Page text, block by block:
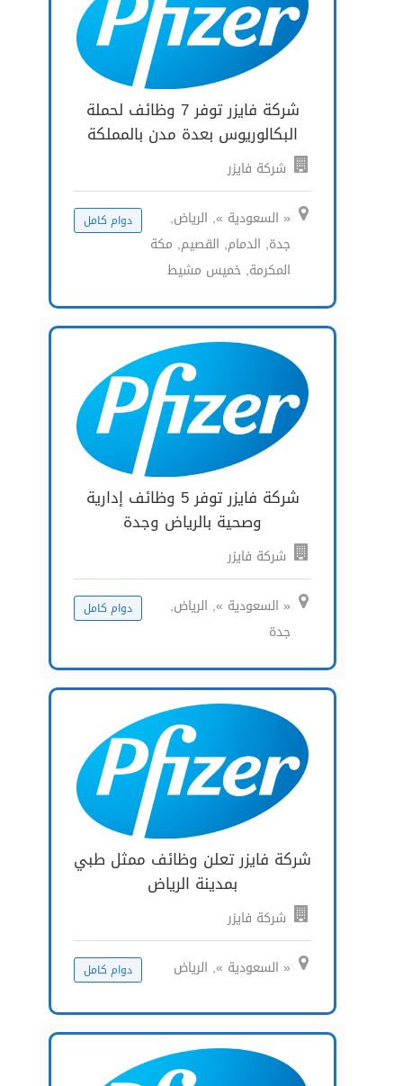
شركة فايزر توفر 7 وظائف لحملة
البكالوريوس بعدة مدن بالمملكة
شركة فايزر
« السعودية », الرياض,
جدة, الدمام, القصيم, مكة
المكرمة, خميس مشيط
دوام كامل
شركة فايزر توفر 5 وظائف إدارية
وصحية بالرياض وجدة
شركة فايزر
« السعودية », الرياض,
جدة
دوام كامل
شركة فايزر تعلن وظائف ممثل طبي
بمدينة الرياض
شركة فايزر
« السعودية », الرياض دوام كامل